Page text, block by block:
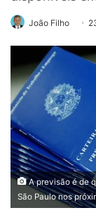
João Filho
A previsão é de
São Paulo nos